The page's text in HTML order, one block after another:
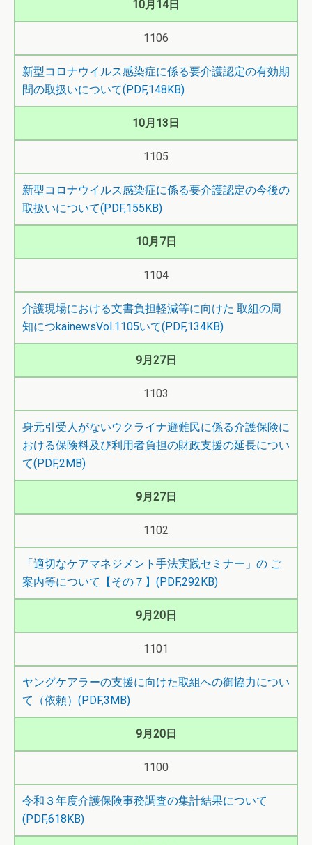
10月14日
1106
新型コロナウイルス感染症に係る要介護認定の有効期
間の取扱いについて(PDF,148KB)
10月13日
1105
新型コロナウイルス感染症に係る要介護認定の今後の
取扱いについて(PDF,155KB)
10月7日
1104
介護現場における文書負担軽減等に向けた 取組の周
知につkainewsVol.1105いて(PDF,134KB)
9月27日
1103
身元引受人がないウクライナ避難民に係る介護保険に
おける保険料及び利用者負担の財政支援の延長につい
て(PDF,2MB)
9月27日
1102
「適切なケアマネジメント手法実践セミナー」の ご
案内等について【その７】(PDF,292KB)
9月20日
1101
ヤングケアラーの支援に向けた取組への御協力につい
て（依頼）(PDF,3MB)
9月20日
1100
令和３年度介護保険事務調査の集計結果について
(PDF,618KB)